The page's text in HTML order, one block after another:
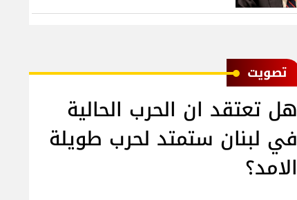
ﺗﺼﻮﻳﺖ
هل تعتقد ان الحرب الحالية
في لبنان ستمتد لحرب طويلة
الامد؟